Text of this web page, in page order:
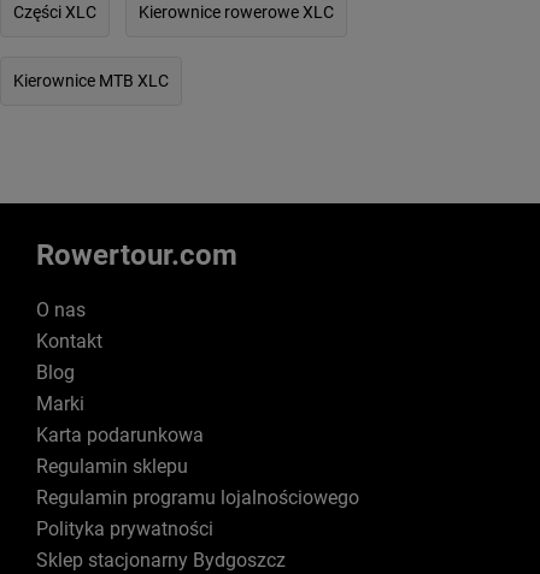
Części XLC Kierownice rowerowe XLC
Kierownice MTB XLC
Rowertour.com
O nas
Kontakt
Blog
Marki
Karta podarunkowa
Regulamin sklepu
Regulamin programu lojalnościowego
Polityka prywatności
Sklep stacjonarny Bydgoszcz